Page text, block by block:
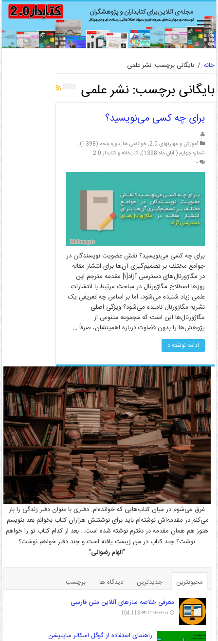
خانه / بایگانی برچسب: نشر علمی
بایگانی برچسب: نشر علمی
برای چه کسی می‌نویسید؟
آموزش و مهارتهای 2.0 ,خواندنی ها,دوره پنجم (1398)
,
شماره چهارم ( آبان ماه 1398)
,کتابخانه و کتابدار 2.0
۰
برای چه کسی می‌نویسید؟ نقش عضویت نویسندگان در
جوامع مختلف بر تصمیم‌گیری آن‌ها برای انتشار مقاله
در مگاژورنال‌های دسترسی آزاد[۱] مقدمه مترجم این
روز‌ها اصطلاح مگاژورنال در مباحث مرتبط با انتشارات
علمی زیاد شنیده می‌شود، اما بر اساس چه تعریفی یک
نشریه مگاژورنال نامیده می‌شود؟ ویژگی اصلی
مگاژورنال‌ها این است که مجموعه‌ متنوعی از
پژوهش‌ها را بدون قضاوت درباره‌ اهمیتشان، صرفاً …
ادامه نوشته »
غرق می‌شوم در میان کتاب‌هایی که خوانده‌ام. دفتری با عنوان دفتر زندگی را باز
می‌کنم در مقدمه‌اش نوشته‌ام باید برای نوشتنش هزاران کتاب بخوانم بعد بنویسم.
هنوز هم همان مقدمه در دفترم نوشته شده است… بعد از کدام کتاب تو را خواهم
نوشت؟ چند کتاب در من زیست یافته است و چند دفتر خواهم نوشت؟
"الهام رضوانی"
محبوبترین جدیدترین دیدگاه ها
برچسب
معرفی خلاصه سازهای آنلاین متن فارسی
۱۳۹۴-۰۷-۰۱ 104,113
راهنمای استفاده از گوگل اسکالر سایتیشن